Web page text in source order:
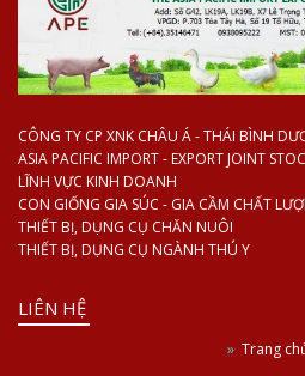
CÔNG TY CP XNK CHÂU Á - THÁI BÌNH
ASIA PACIFIC IMPORT - EXPORT JOINT
LĨNH VỰC KINH DOANH
CON GIỐNG GIA SÚC - GIA CẦM CHẤT
THIẾT BỊ, DỤNG CỤ CHĂN NUÔI
THIẾT BỊ, DỤNG CỤ NGÀNH THÚ Y
LIÊN HỆ
Trang